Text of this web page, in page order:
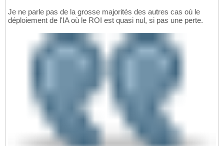
Je ne parle pas de la grosse majorités des autres cas où le
déploiement de l'IA où le ROI est quasi nul, si pas une perte.